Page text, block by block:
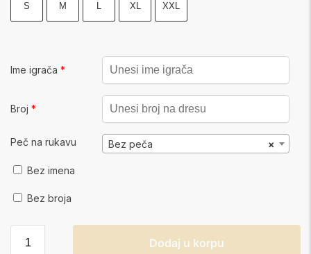
S M L XL XXL
Ime igrača *
Broj *
Peč na rukavu ×
Bez peča
Bez imena
Bez broja
Dodaj u korpu